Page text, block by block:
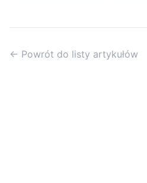
← Powrót do listy artykułów